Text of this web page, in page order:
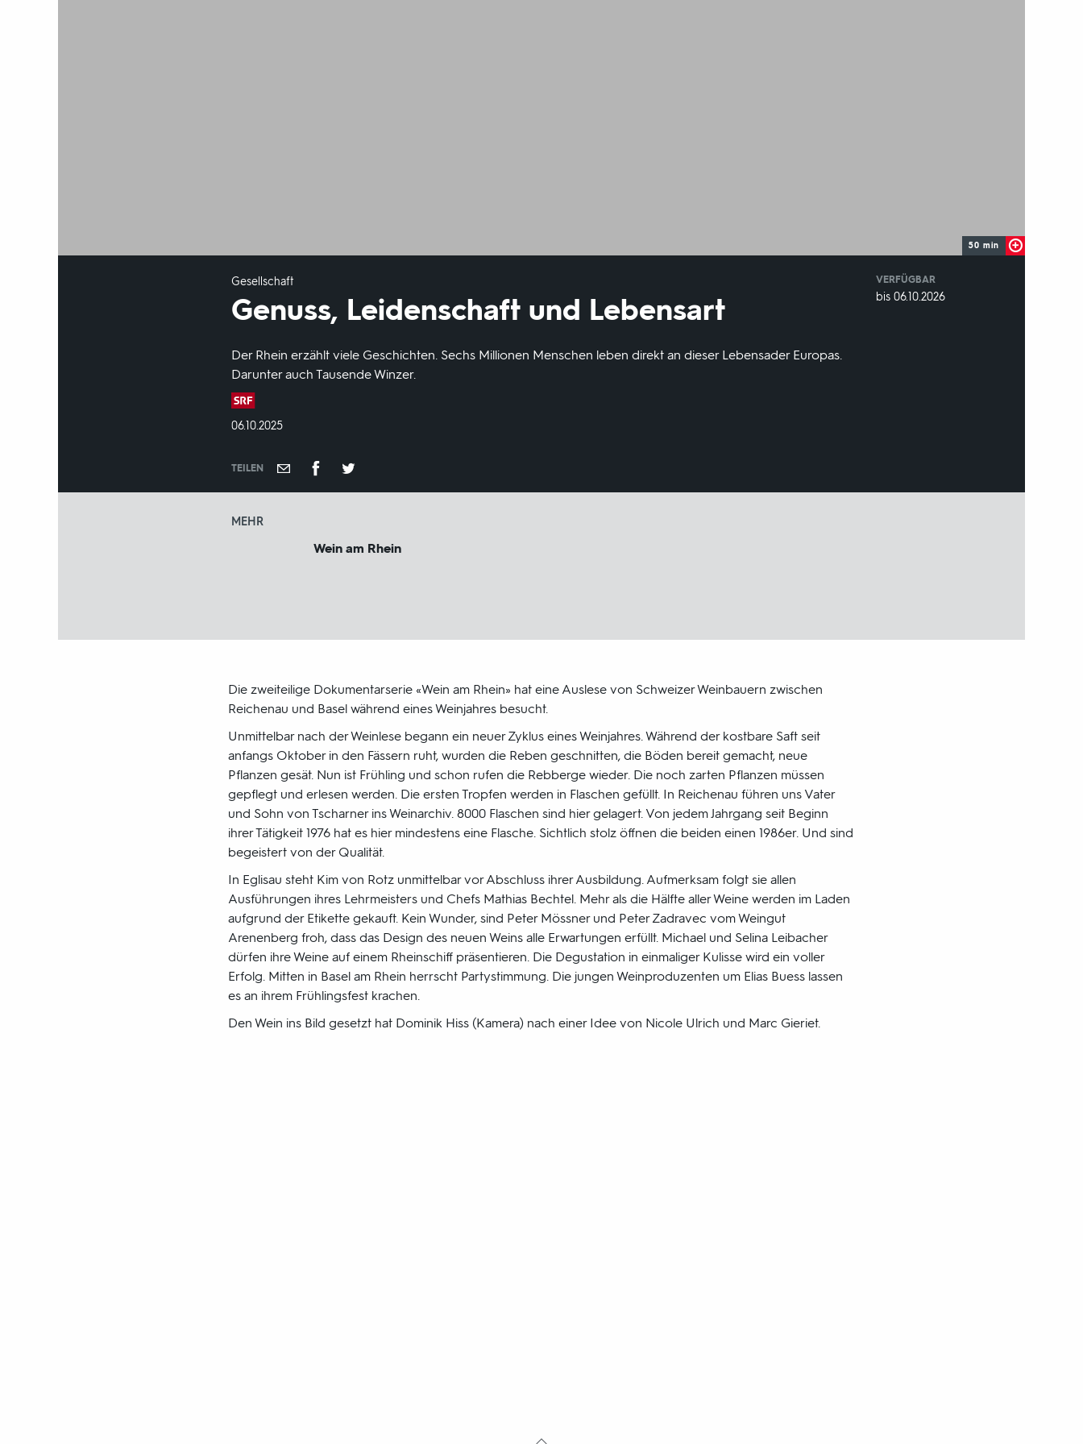
50 min
Gesellschaft
Genuss, Leidenschaft und Lebensart
Der Rhein erzählt viele Geschichten. Sechs Millionen Menschen leben direkt an dieser Lebensader Europas.
Darunter auch Tausende Winzer.
Produktionsland
und
DATUM:
06.10.2025
TEILEN
VERFÜGBAR
weltweit
VERFÜGBAR
bis 06.10.2026
MEHR
Wein am Rhein
Die zweiteilige Dokumentarserie «Wein am Rhein» hat eine Auslese von Schweizer Weinbauern zwischen
Reichenau und Basel während eines Weinjahres besucht.
Unmittelbar nach der Weinlese begann ein neuer Zyklus eines Weinjahres. Während der kostbare Saft seit
anfangs Oktober in den Fässern ruht, wurden die Reben geschnitten, die Böden bereit gemacht, neue
Pflanzen gesät. Nun ist Frühling und schon rufen die Rebberge wieder. Die noch zarten Pflanzen müssen
gepflegt und erlesen werden. Die ersten Tropfen werden in Flaschen gefüllt. In Reichenau führen uns Vater
und Sohn von Tscharner ins Weinarchiv. 8000 Flaschen sind hier gelagert. Von jedem Jahrgang seit Beginn
ihrer Tätigkeit 1976 hat es hier mindestens eine Flasche. Sichtlich stolz öffnen die beiden einen 1986er. Und sind
begeistert von der Qualität.
In Eglisau steht Kim von Rotz unmittelbar vor Abschluss ihrer Ausbildung. Aufmerksam folgt sie allen
Ausführungen ihres Lehrmeisters und Chefs Mathias Bechtel. Mehr als die Hälfte aller Weine werden im Laden
aufgrund der Etikette gekauft. Kein Wunder, sind Peter Mössner und Peter Zadravec vom Weingut
Arenenberg froh, dass das Design des neuen Weins alle Erwartungen erfüllt. Michael und Selina Leibacher
dürfen ihre Weine auf einem Rheinschiff präsentieren. Die Degustation in einmaliger Kulisse wird ein voller
Erfolg. Mitten in Basel am Rhein herrscht Partystimmung. Die jungen Weinproduzenten um Elias Buess lassen
es an ihrem Frühlingsfest krachen.
Den Wein ins Bild gesetzt hat Dominik Hiss (Kamera) nach einer Idee von Nicole Ulrich und Marc Gieriet.